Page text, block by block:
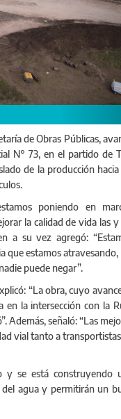
de Obras Públicas,
N° 73, en el partido de
de la producción hacia
poniendo en
la calidad de vida las y
a su vez agregó:
que estamos
puede negar”.
“La obra, cuyo
en la intersección con la
Además, señaló: “Las
vial tanto a
y se está construyendo
del agua y permitirán un